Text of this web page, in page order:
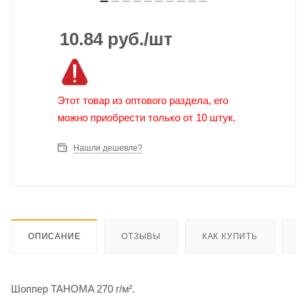
10.84руб./шт
Этот товар из оптового раздела, его
можно приобрести только от 10 штук.
Нашли дешевле?
ОПИСАНИЕ ОТЗЫВЫ КАК КУПИТЬ
Шоппер TAHOMA 270 г/м².